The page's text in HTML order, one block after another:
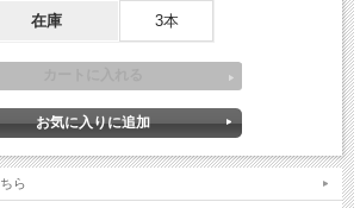
赤玉土7：腐葉土3の割合
水はけが良く保水力がある土壌
在庫 3本
ら